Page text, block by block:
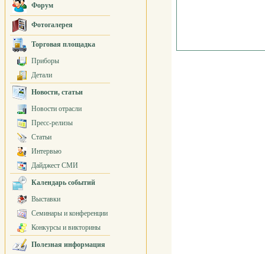
Форум
Фотогалерея
Торговая площадка
Приборы
Детали
Новости, статьи
Новости отрасли
Пресс-релизы
Статьи
Интервью
Дайджест СМИ
Календарь событий
Выставки
Семинары и конференции
Конкурсы и викторины
Полезная информация